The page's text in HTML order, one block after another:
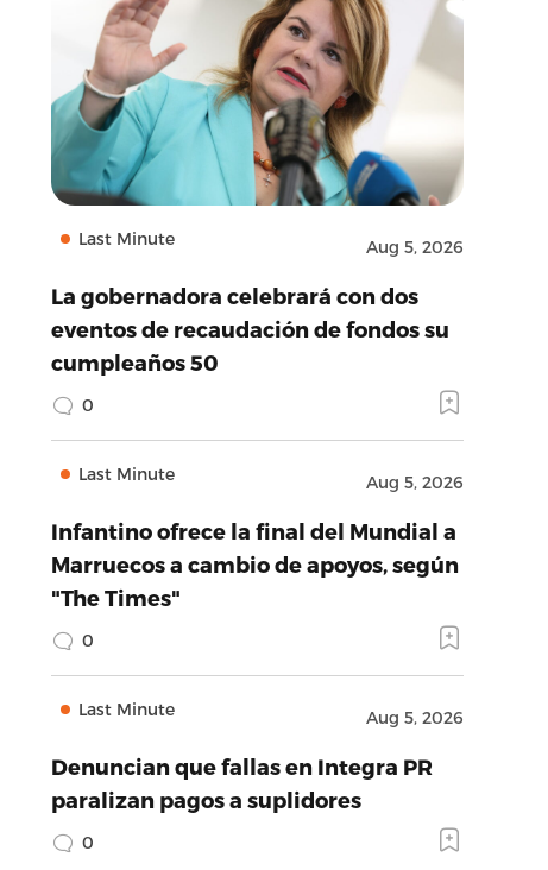
Last Minute Aug 5, 2026
La gobernadora celebrará con dos
eventos de recaudación de fondos su
cumpleaños 50
0
Last Minute Aug 5, 2026
Infantino ofrece la final del Mundial a
Marruecos a cambio de apoyos, según
"The Times"
0
Last Minute Aug 5, 2026
Denuncian que fallas en Integra PR
paralizan pagos a suplidores
0